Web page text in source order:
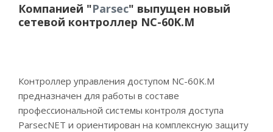
Компанией "Parsec" выпущен новый
сетевой контроллер NC-60K.M
Контроллер управления доступом NC-60K.M
предназначен для работы в составе
профессиональной системы контроля доступа
ParsecNET и ориентирован на комплексную защиту